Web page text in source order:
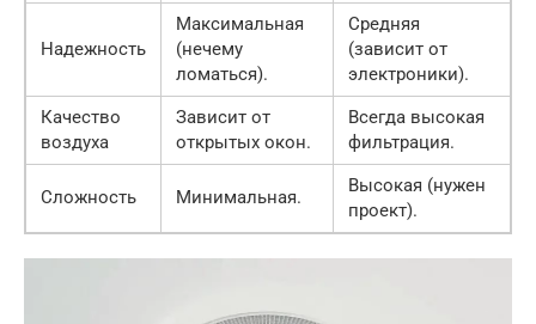
Надежность
Максимальная
(нечему
ломаться).
Средняя
(зависит от
электроники).
Качество
воздуха
Зависит от
открытых окон.
Всегда высокая
фильтрация.
Сложность Минимальная.
Высокая (нужен
проект).